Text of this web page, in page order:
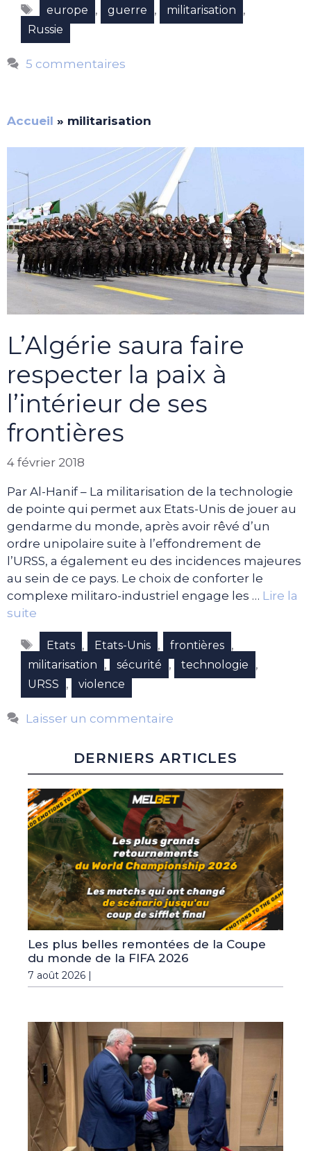
Étiquettes
europe , guerre , militarisation ,
Russie
5 commentaires
Accueil » militarisation
L’Algérie saura faire
respecter la paix à
l’intérieur de ses
frontières
4 février 2018
Par Al-Hanif – La militarisation de la technologie
de pointe qui permet aux Etats-Unis de jouer au
gendarme du monde, après avoir rêvé d’un
ordre unipolaire suite à l’effondrement de
l’URSS, a également eu des incidences majeures
au sein de ce pays. Le choix de conforter le
complexe militaro-industriel engage les … Lire la
suite
Étiquettes
Etats , Etats-Unis , frontières ,
militarisation , sécurité , technologie ,
URSS , violence
Laisser un commentaire
DERNIERS ARTICLES
Les plus belles remontées de la Coupe
du monde de la FIFA 2026
7 août 2026 |